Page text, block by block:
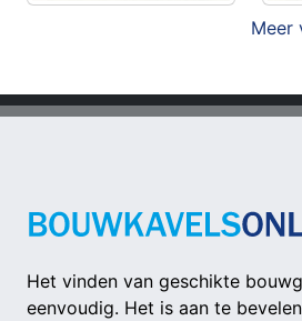
Meer
Het vinden van geschikte
eenvoudig. Het is aan te